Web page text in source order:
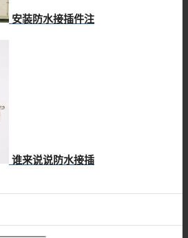
安装防水接插件注
谁来说说防水接插